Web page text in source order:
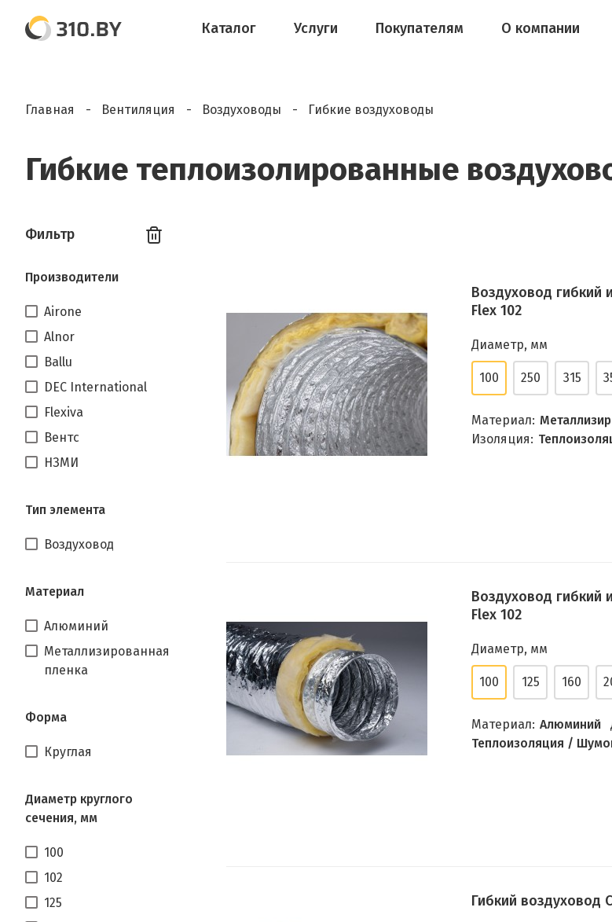
Каталог Услуги Покупателям О компании
Главная Вентиляция Воздуховоды Гибкие воздуховоды
Гибкие теплоизолированные
Фильтр
Производители
Airone
Alnor
Ballu
DEC International
Flexiva
Вентс
НЗМИ
Диаметр круглого
сечения, мм
100
102
125
Материал
Алюминий
Металлизированная
пленка
Тип элемента
Воздуховод
Форма
Круглая
Воздуховод гибкий
Flex 102
Диаметр, мм
100 250 315
Материал:
Изоляция:
Воздуховод гибкий
Flex 102
Диаметр, мм
100 125 160
Материал: Алюминий
Теплоизоляция /
Гибкий воздуховод